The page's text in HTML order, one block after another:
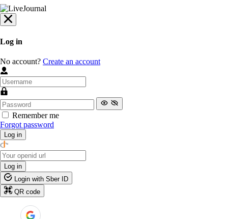
Log in
No account? Create an account
Remember me
Forgot password
Log in
Log in
Login with Sber ID
QR code